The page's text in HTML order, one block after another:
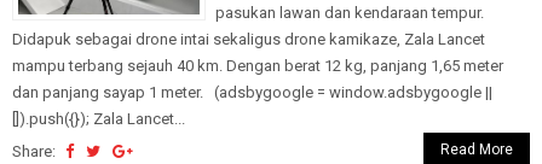
pasukan lawan dan kendaraan tempur.
Didapuk sebagai drone intai sekaligus drone kamikaze, Zala Lancet
mampu terbang sejauh 40 km. Dengan berat 12 kg, panjang 1,65 meter
dan panjang sayap 1 meter. (adsbygoogle = window.adsbygoogle ||
[]).push({}); Zala Lancet...
Share:
Read More